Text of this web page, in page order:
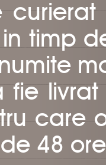
timp
fie
care
48